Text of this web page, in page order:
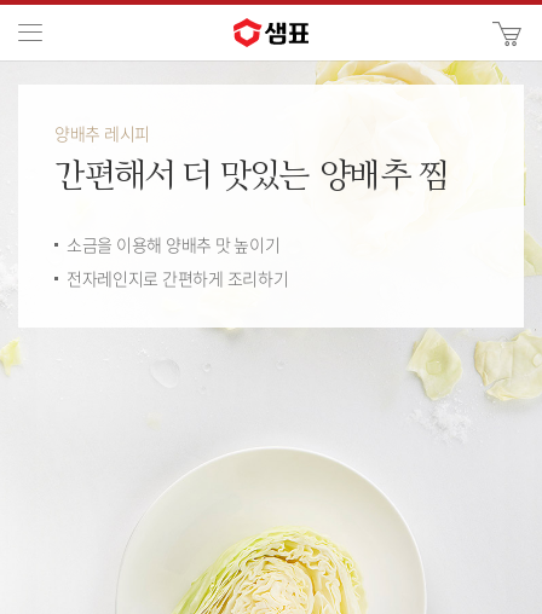
양배추 레시피
간편해서 더 맛있는 양배추 찜
소금을 이용해 양배추 맛 높이기
전자레인지로 간편하게 조리하기